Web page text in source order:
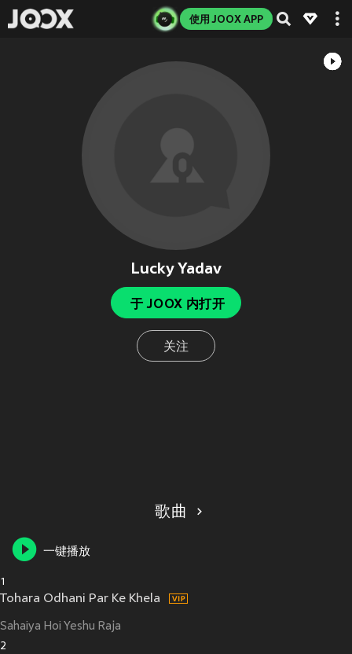
使用 JOOX APP
Lucky Yadav
于 JOOX 内打开
关注
歌曲
一键播放
1
Tohara Odhani Par Ke Khela
Sahaiya Hoi Yeshu Raja
2